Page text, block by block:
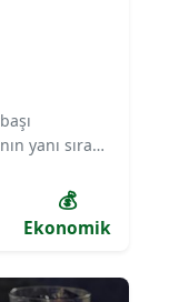
yanı sıra
ve lezzetli
💰
Ekonomik